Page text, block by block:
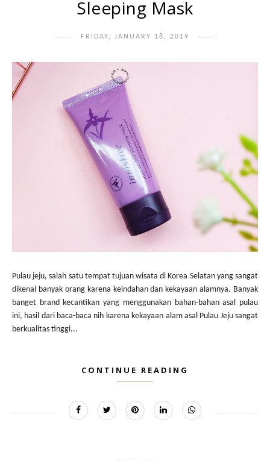
Sleeping Mask
FRIDAY, JANUARY 18, 2019
Pulau jeju, salah satu tempat tujuan wisata di Korea Selatan yang sangat
dikenal banyak orang karena keindahan dan kekayaan alamnya. Banyak
banget brand kecantikan yang menggunakan bahan-bahan asal pulau
ini, hasil dari baca-baca nih karena kekayaan alam asal Pulau Jeju sangat
berkualitas tinggi...
CONTINUE READING